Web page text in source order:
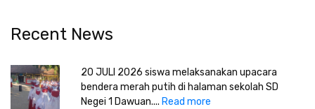
Recent News
20 JULI 2026 siswa melaksanakan upacara
bendera merah putih di halaman sekolah SD
Negei 1 Dawuan.... Read more